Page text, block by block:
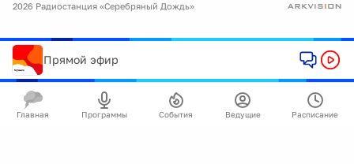
2026 Радиостанция «Серебряный Дождь»
Прямой эфир
Главная Программы События Ведущие Расписание